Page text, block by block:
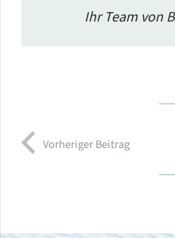
Ihr Team von
Vorheriger Beitrag